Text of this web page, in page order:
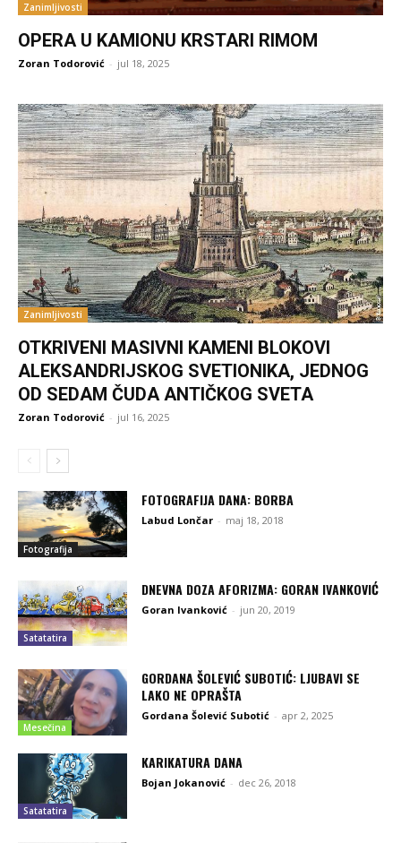
Zanimljivosti
OPERA U KAMIONU KRSTARI RIMOM
Zoran Todorović - jul 18, 2025
Zanimljivosti
OTKRIVENI MASIVNI KAMENI BLOKOVI
ALEKSANDRIJSKOG SVETIONIKA, JEDNOG
OD SEDAM ČUDA ANTIČKOG SVETA
Zoran Todorović - jul 16, 2025
Fotografija
FOTOGRAFIJA DANA: BORBA
Labud Lončar - maj 18, 2018
Satatatira
DNEVNA DOZA AFORIZMA: GORAN IVANKOVIĆ
Goran Ivanković - jun 20, 2019
Mesečina
GORDANA ŠOLEVIĆ SUBOTIĆ: LJUBAVI SE
LAKO NE OPRAŠTA
Gordana Šolević Subotić - apr 2, 2025
Satatatira
KARIKATURA DANA
Bojan Jokanović - dec 26, 2018